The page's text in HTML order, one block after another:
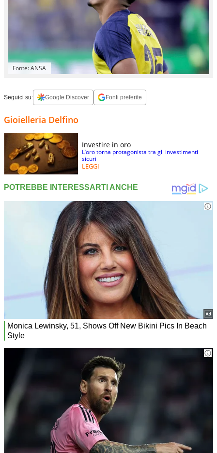
Fonte: ANSA
Seguici su: Google Discover Fonti preferite
Gioielleria Delfino
Investire in oro
L’oro torna protagonista tra gli investimenti
sicuri
LEGGI